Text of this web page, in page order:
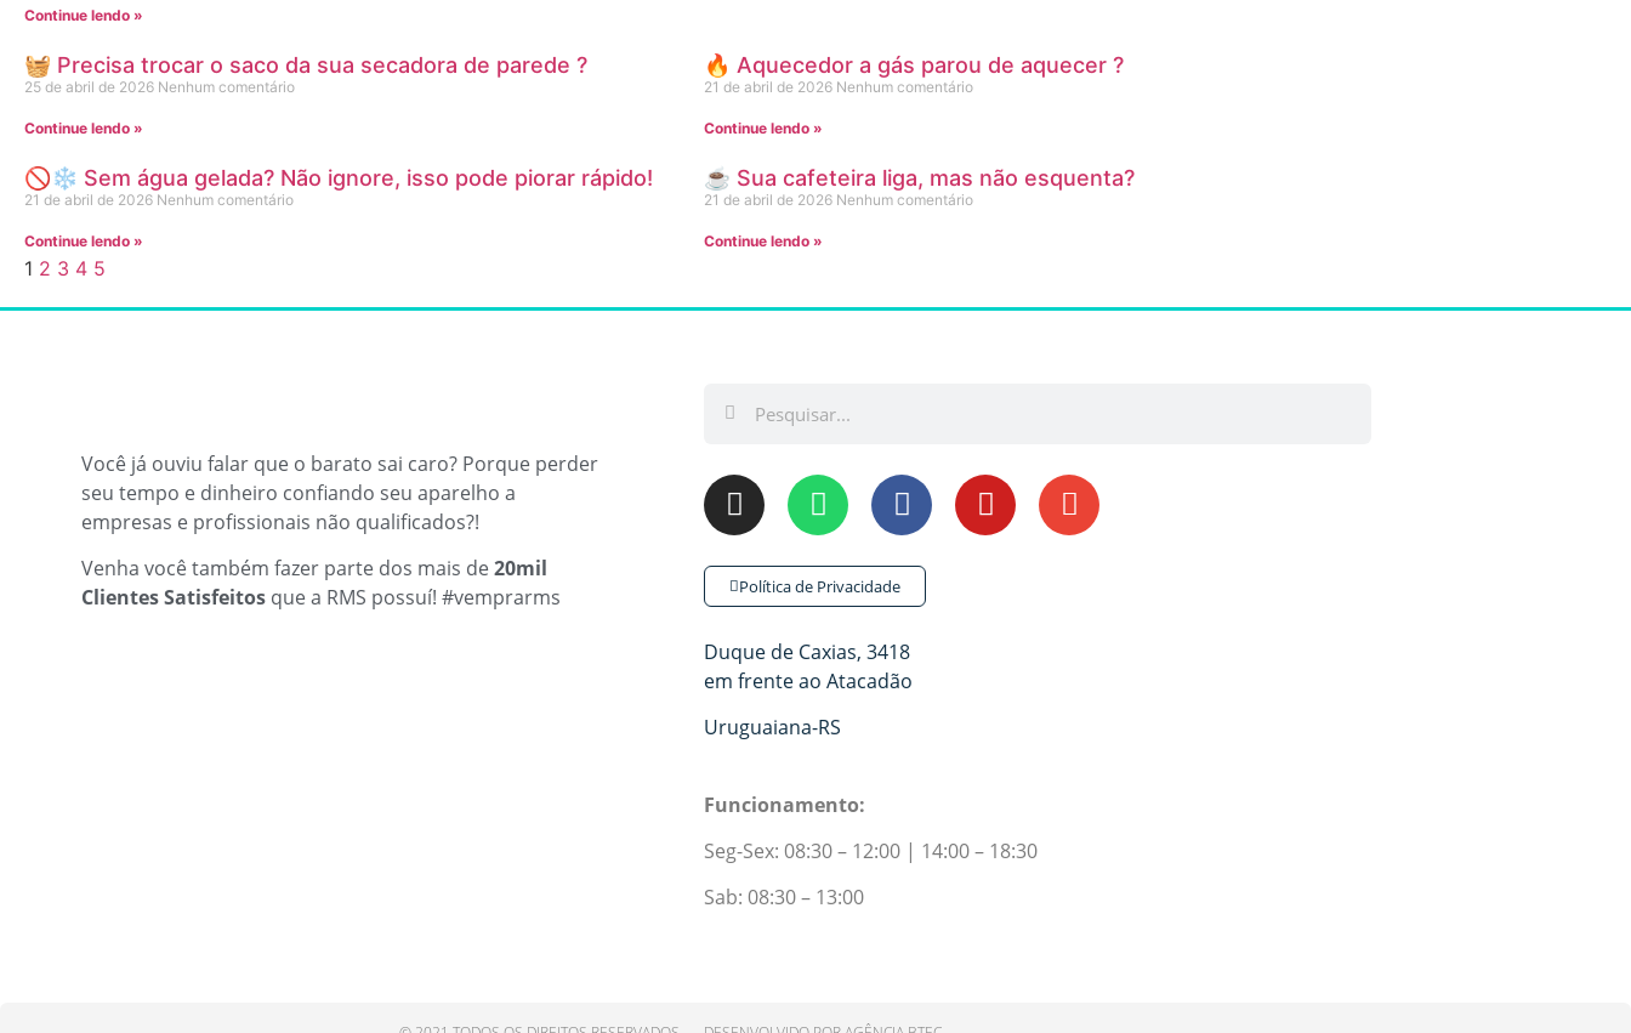
Continue lendo »
🧺 Precisa trocar o saco da sua secadora de parede ?
25 de abril de 2026 Nenhum comentário
Continue lendo »
🔥 Aquecedor a gás parou de aquecer ?
21 de abril de 2026 Nenhum comentário
Continue lendo »
🚫❄️ Sem água gelada? Não ignore, isso pode piorar rápido!
21 de abril de 2026 Nenhum comentário
Continue lendo »
☕ Sua cafeteira liga, mas não esquenta?
21 de abril de 2026 Nenhum comentário
Continue lendo »
1 2 3 4 5
Você já ouviu falar que o barato sai caro? Porque perder
seu tempo e dinheiro confiando seu aparelho a
empresas e profissionais não qualificados?!
Venha você também fazer parte dos mais de20mil
Clientes Satisfeitos que a RMS possuí! #vemprarms Política de Privacidade
Duque de Caxias, 3418
em frente ao Atacadão
Uruguaiana-RS
Funcionamento:
Seg-Sex: 08:30 – 12:00 | 14:00 – 18:30
Sab: 08:30 – 13:00